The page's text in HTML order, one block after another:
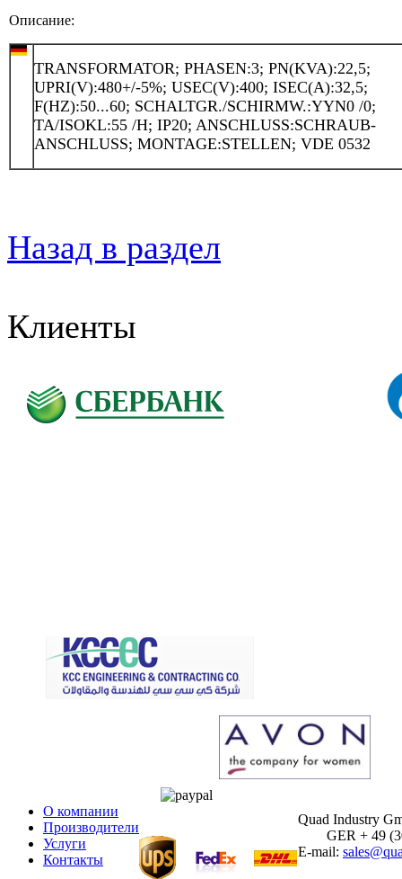
Описание:
TRANSFORMATOR; PHASEN:3; PN(KVA):22,5;
UPRI(V):480+/-5%; USEC(V):400; ISEC(A):32,5;
F(HZ):50...60; SCHALTGR./SCHIRMW.:YYN0 /0;
TA/ISOKL:55 /H; IP20; ANSCHLUSS:SCHRAUB-
ANSCHLUSS; MONTAGE:STELLEN; VDE 0532
Назад в раздел
Клиенты
О компании
Производители
Услуги
Контакты
Quad Industry
GER + 49
E-mail: